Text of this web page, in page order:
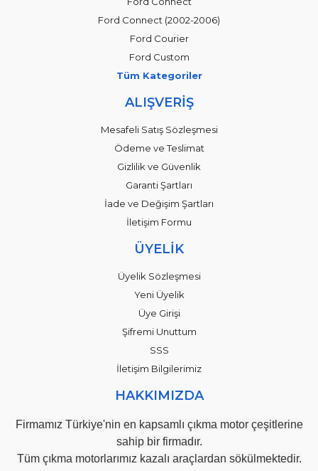
Ford Connect (2002-2006)
Ford Courier
Ford Custom
Tüm Kategoriler
ALIŞVERİŞ
Mesafeli Satış Sözleşmesi
Ödeme ve Teslimat
Gizlilik ve Güvenlik
Garanti Şartları
İade ve Değişim Şartları
İletişim Formu
ÜYELİK
Üyelik Sözleşmesi
Yeni Üyelik
Üye Girişi
Şifremi Unuttum
SSS
İletişim Bilgilerimiz
HAKKIMIZDA
Firmamız Türkiye'nin en kapsamlı çıkma motor çeşitlerine
sahip bir firmadır.
Tüm çıkma motorlarımız kazalı araçlardan sökülmektedir.